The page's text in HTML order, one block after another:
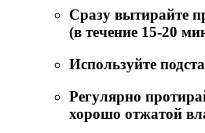
Сразу вытирайте
(в течение 15-20
Используйте
Регулярно
хорошо отжатой